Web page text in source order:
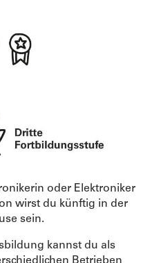
oder Elektroniker
wirst du künftig in der
sein.
kannst du als